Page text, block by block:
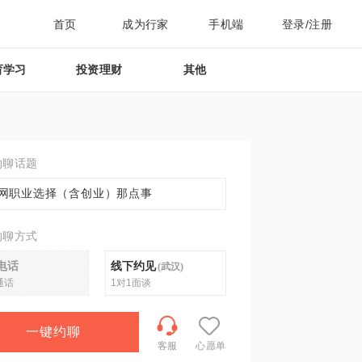
首页 成为行家 手机端 登录/注册
学习 投资理财 其他
话题
职业选择（含创业）那点事
方式
话
话
线下约见(武汉)
1对1面谈
一键约聊
客服 心愿单